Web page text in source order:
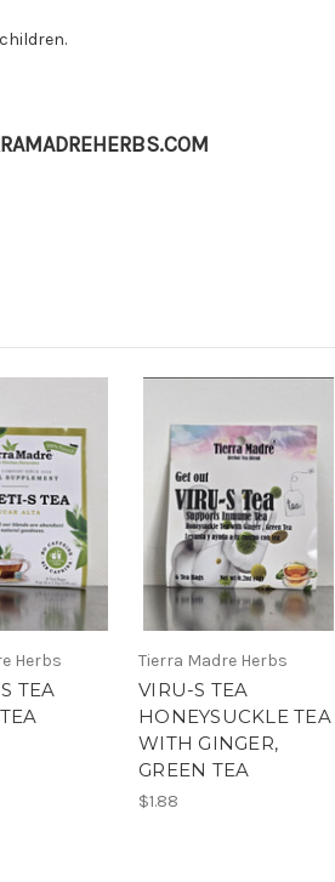
Herbs
TEA
Tierra Madre Herbs
VIRU-S TEA
HONEYSUCKLE TEA
WITH GINGER,
GREEN TEA
$1.88